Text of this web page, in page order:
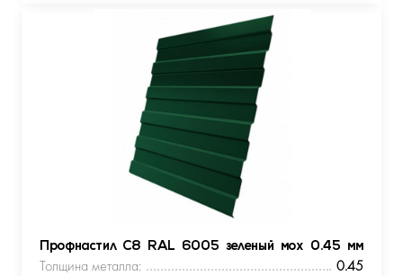
Профнастил С8 RAL 6005 зеленый мох 0.45 мм
Толщина металла:
0.45